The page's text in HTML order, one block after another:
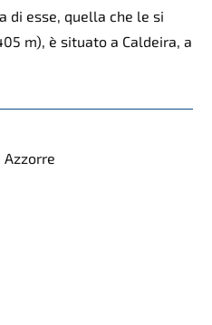
di esse, quella che le si
m), è situato a Caldeira, a